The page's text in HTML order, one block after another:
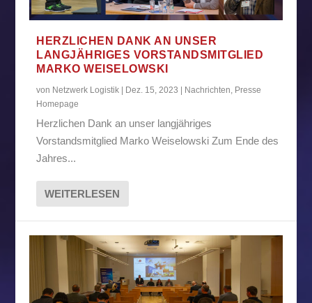
HERZLICHEN DANK AN UNSER
LANGJÄHRIGES VORSTANDSMITGLIED
MARKO WEISELOWSKI
von Netzwerk Logistik Dez. 15, 2023 Nachrichten, Presse
Homepage
Herzlichen Dank an unser langjähriges
Vorstandsmitglied Marko Weiselowski Zum Ende des
Jahres...
WEITERLESEN